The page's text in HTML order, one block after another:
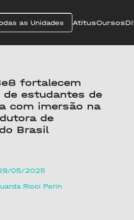
as Unidades AtitusCursos
fortalecem
estudantes de
com imersão na
de
Brasil
05/2025
Ricci Perin